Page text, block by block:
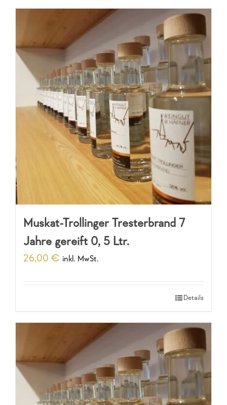
Muskat-Trollinger Tresterbrand 7
Jahre gereift 0, 5 Ltr.
26,00 € inkl. MwSt.
Details